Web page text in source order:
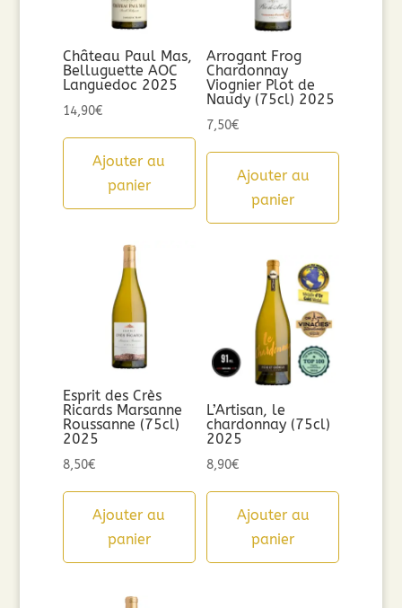
Château Paul Mas,
Belluguette AOC
Languedoc 2025
14,90€
Ajouter au
panier
Arrogant Frog
Chardonnay
Viognier Plot de
Naudy (75cl) 2025
7,50€
Ajouter au
panier
Esprit des Crès
Ricards Marsanne
Roussanne (75cl)
2025
8,50€
Ajouter au
panier
L’Artisan, le
chardonnay (75cl)
2025
8,90€
Ajouter au
panier